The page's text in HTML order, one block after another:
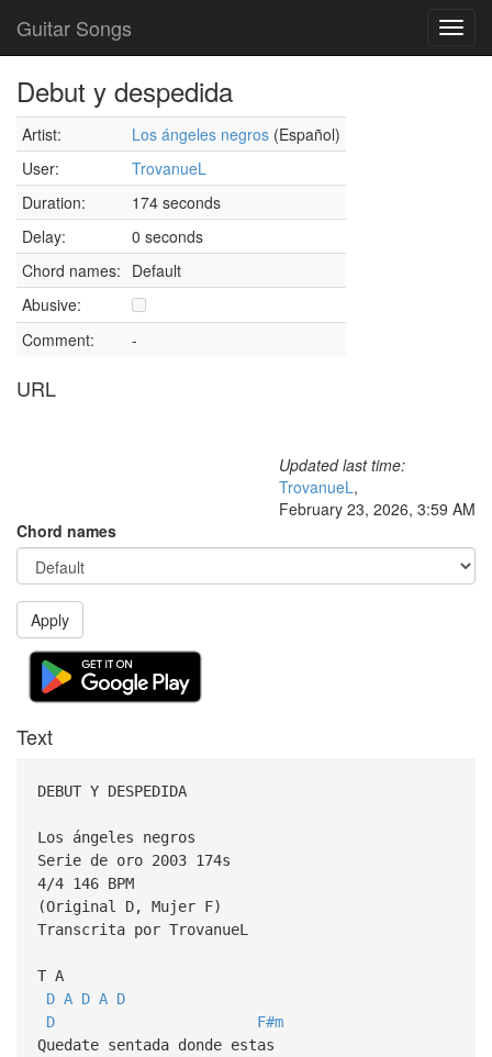
Guitar Songs
Debut y despedida
Artist: Los ángeles negros (Español)
User:
TrovanueL
Duration:
174 seconds
Delay:
0 seconds
Chord names: Default
Abusive:
Comment:
-
URL
Updated last time:
TrovanueL,
February 23, 2026, 3:59 AM
Chord names
Apply
Text
DEBUT Y DESPEDIDA
Los ángeles negros
Serie de oro 2003 174s
4/4 146 BPM
(Original D, Mujer F)
Transcrita por TrovanueL
T A
D A D A D
D
F#m
Quedate sentada donde estas